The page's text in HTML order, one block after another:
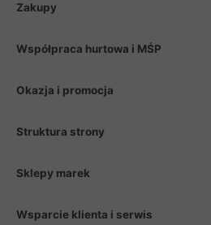
Zakupy
Współpraca hurtowa i MŚP
Okazja i promocja
Struktura strony
Sklepy marek
Wsparcie klienta i serwis